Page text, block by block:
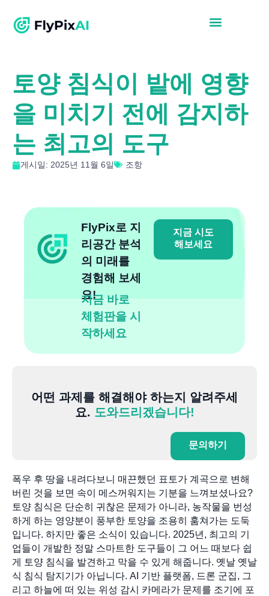
토양 침식이 밭에 영향
을 미치기 전에 감지하
는 최고의 도구
게시일: 2025년 11월 6일 조항
FlyPix로 지
리공간 분석
의 미래를
경험해 보세
요!
지금 바로
체험판을 시
작하세요
지금 시도
해보세요
어떤 과제를 해결해야 하는지 알려주세
요. 도와드리겠습니다!
문의하기
폭우 후 땅을 내려다보니 매끈했던 표토가 계곡으로 변해
버린 것을 보면 속이 메스꺼워지는 기분을 느껴보셨나요?
토양 침식은 단순히 귀찮은 문제가 아니라, 농작물을 번성
하게 하는 영양분이 풍부한 토양을 조용히 훔쳐가는 도둑
입니다. 하지만 좋은 소식이 있습니다. 2025년, 최고의 기
업들이 개발한 정말 스마트한 도구들이 그 어느 때보다 쉽
게 토양 침식을 발견하고 막을 수 있게 해줍니다. 옛날 옛날
식 침식 탐지기가 아닙니다. AI 기반 플랫폼, 드론 군집, 그
리고 하늘에 떠 있는 위성 감시 카메라가 문제를 조기에 포